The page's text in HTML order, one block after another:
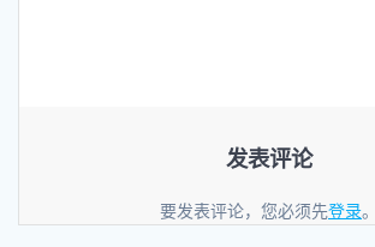
发表评论
要发表评论，您必须先登录。